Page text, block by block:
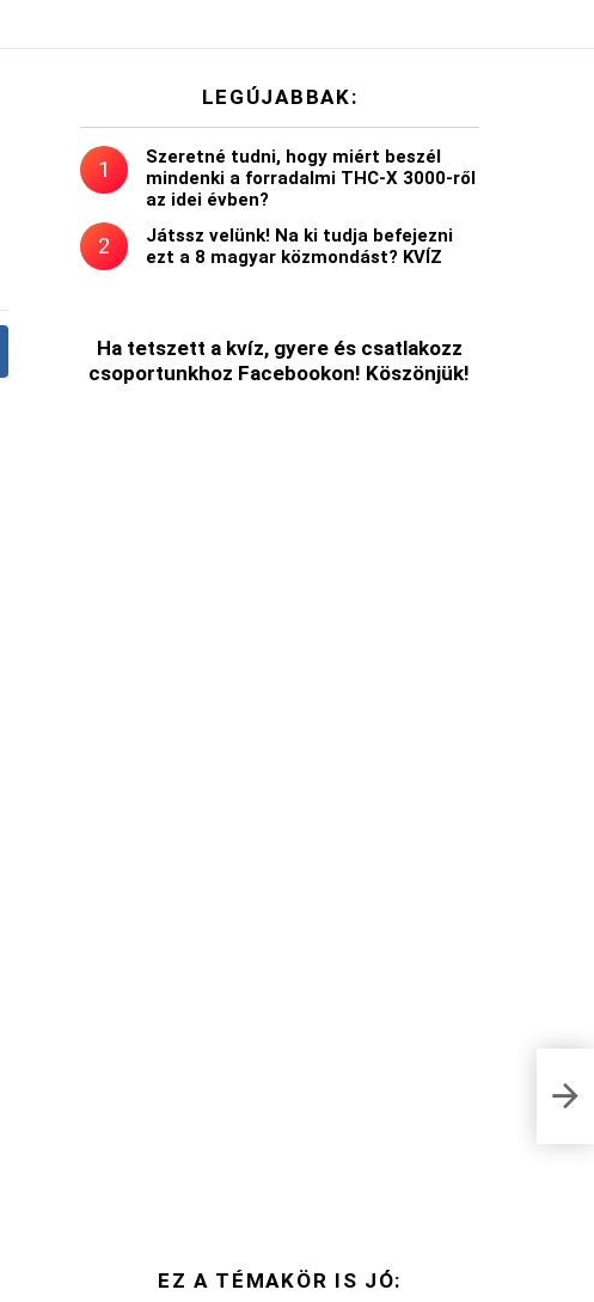
KVÍZ
LEGÚJABBAK:
Szeretné tudni, hogy miért beszél
mindenki a forradalmi THC-X 3000-ről
az idei évben?
Játssz velünk! Na ki tudja befejezni
ezt a 8 magyar közmondást? KVÍZ
Ha tetszett a kvíz, gyere és csatlakozz
csoportunkhoz Facebookon! Köszönjük!
EZ A TÉMAKÖR IS JÓ: